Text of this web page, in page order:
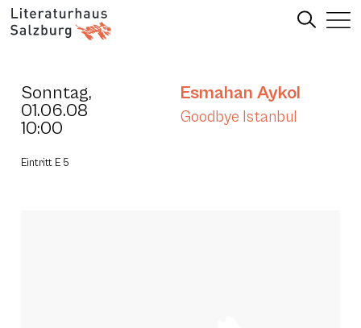
Sonntag,
01.06.08
10:00
Esmahan Aykol
Goodbye Istanbul
Eintritt E 5